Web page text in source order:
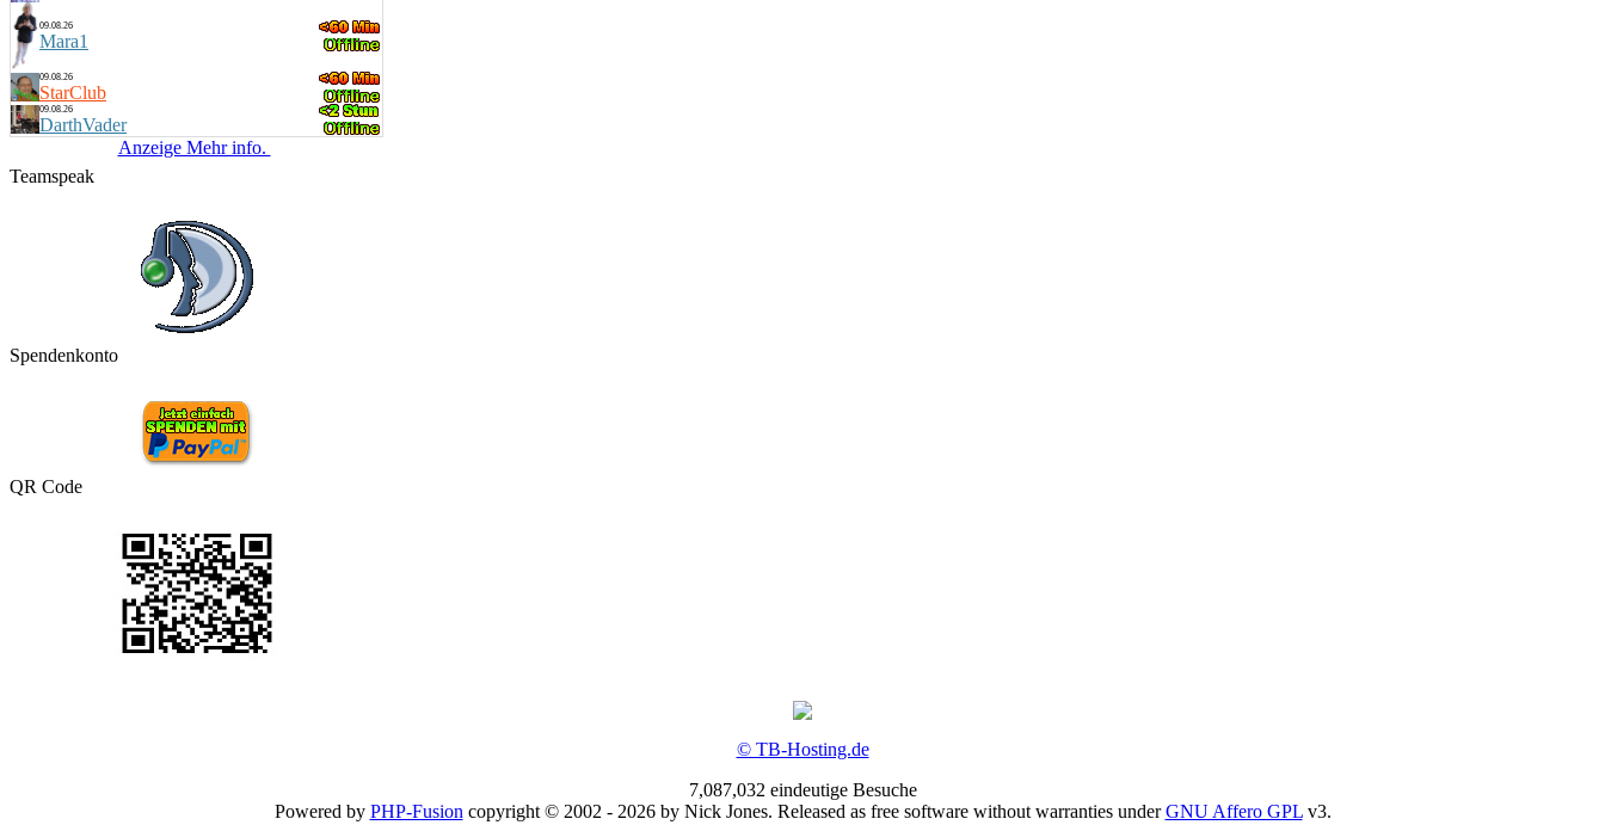
09.08.26
Mara1
09.08.26
StarClub
09.08.26
DarthVader
Anzeige Mehr info.
Teamspeak
Spendenkonto
QR Code
© TB-Hosting.de
7,087,032 eindeutige Besuche
Powered by PHP-Fusion copyright © 2002 - 2026 by Nick Jones. Released as free software without warranties underGNU Affero GPLv3.